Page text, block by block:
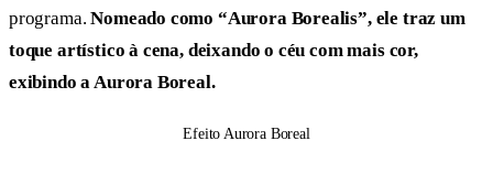
programa.Nomeado como “Aurora Borealis”, ele traz um
toque artístico à cena, deixando o céu com mais cor,
exibindo a Aurora Boreal.
Efeito Aurora Boreal